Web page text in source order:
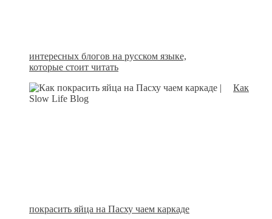
интересных блогов на русском языке,
которые стоит читать
Как
покрасить яйца на Пасху чаем каркаде